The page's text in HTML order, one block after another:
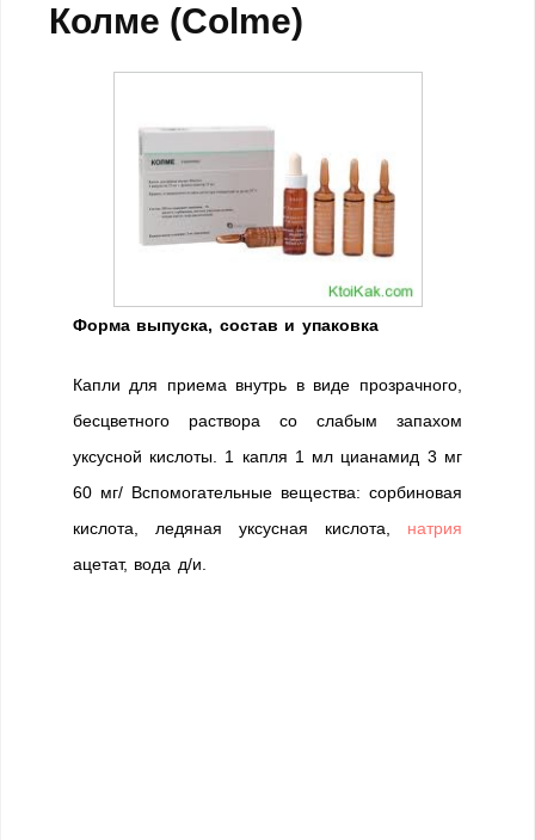
Колме (Colme)
Форма выпуска, состав и упаковка
Капли для приема внутрь в виде прозрачного,
бесцветного раствора со слабым запахом
уксусной кислоты. 1 капля 1 мл цианамид 3 мг
60 мг/ Вспомогательные вещества: сорбиновая
кислота, ледяная уксусная кислота, натрия
ацетат, вода д/и.